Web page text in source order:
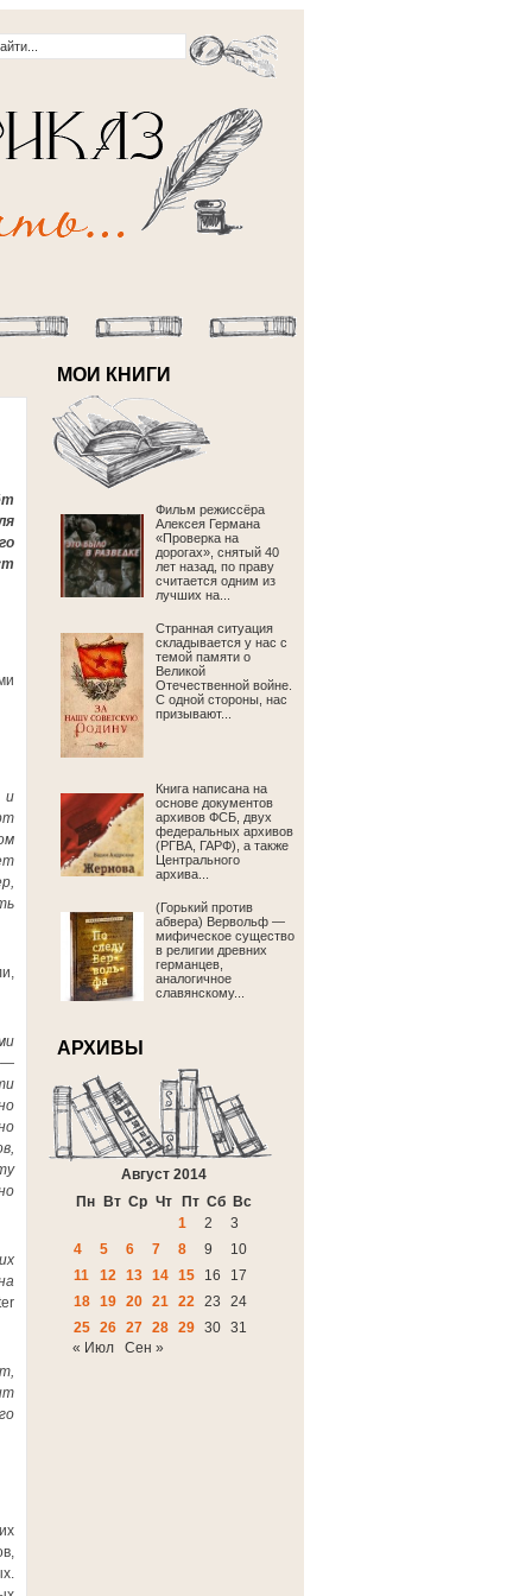
и
—
МОИ КНИГИ
Фильм режиссёра
Алексея Германа
«Проверка на
дорогах», снятый 40
лет назад, по праву
считается одним из
лучших на...
Странная ситуация
складывается у нас с
темой памяти о
Великой
Отечественной войне.
С одной стороны, нас
призывают...
Книга написана на
основе документов
архивов ФСБ, двух
федеральных архивов
(РГВА, ГАРФ), а также
Центрального
архива...
(Горький против
абвера) Вервольф —
мифическое существо
в религии древних
германцев,
аналогичное
славянскому...
АРХИВЫ
Август 2014
Пн
Вт Ср Чт Пт Сб Вс
1
2
3
4
5 6 7 8 9
10
11
12 13 14 15 16
17
18 19 20 21 22 23
24
25 26 27 28 29 30 31
« Июл
Сен »